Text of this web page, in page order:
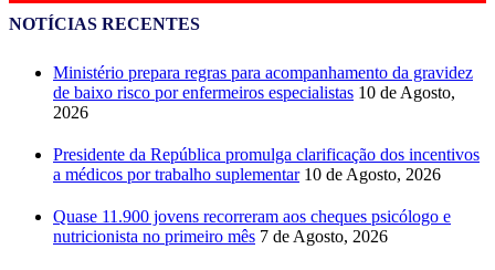
NOTÍCIAS RECENTES
Ministério prepara regras para acompanhamento da gravidez
de baixo risco por enfermeiros especialistas 10 de Agosto,
2026
Presidente da República promulga clarificação dos incentivos
a médicos por trabalho suplementar 10 de Agosto, 2026
Quase 11.900 jovens recorreram aos cheques psicólogo e
nutricionista no primeiro mês 7 de Agosto, 2026